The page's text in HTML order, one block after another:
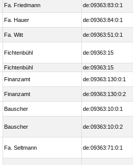
Fa. Friedmann de:09363:83:0:1
Fa. Hauer de:09363:84:0:1
Fa. Witt de:09363:51:0:1
Fichtenbühl de:09363:15
Fichtenbühl de:09363:15
Finanzamt de:09363:130:0:1
Finanzamt de:09363:130:0:2
Bauscher de:09363:10:0:1
Bauscher de:09363:10:0:2
Fa. Seltmann de:09363:71:0:1